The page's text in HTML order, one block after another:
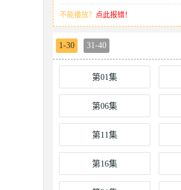
不能播放？ 点此报错！
1-30 31-40
第01集
第06集
第11集
第16集